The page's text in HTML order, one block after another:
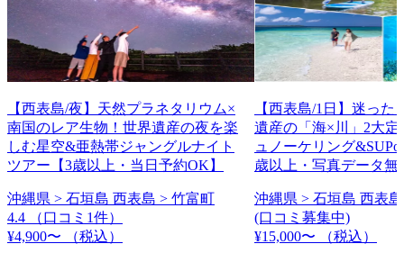
【西表島/夜】天然プラネタリウム×
南国のレア生物！世界遺産の夜を楽
しむ星空&亜熱帯ジャングルナイト
ツアー【3歳以上・当日予約OK】
沖縄県 > 石垣島 西表島 > 竹富町
4.4
（口コミ1件）
¥4,900〜
（税込）
【西表島/1日】迷った
遺産の「海×川」2大定
ュノーケリング
歳以上・写真データ無
沖縄県 > 石垣島 西表
(口コミ募集中)
¥15,000〜
（税込）